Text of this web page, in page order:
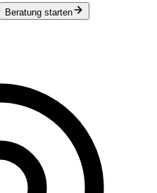
Beratung starten